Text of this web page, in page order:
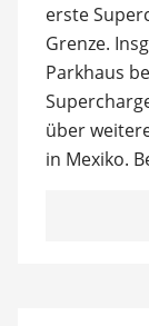
erste
Grenze.
Parkhaus
über
in Mexiko.